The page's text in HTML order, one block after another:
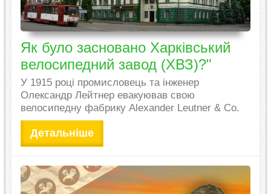
Як було засновано Харківський
велосипедний завод (ХВЗ)?"
У 1915 році промисловець та інженер
Олександр Лейтнер евакуював свою
велосипедну фабрику Alexander Leutner & Co.
Детальніше